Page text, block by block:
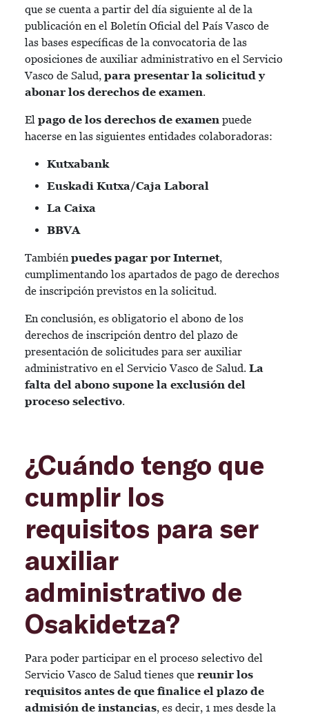
que se cuenta a partir del día siguiente al de la
publicación en el Boletín Oficial del País Vasco de
las bases específicas de la convocatoria de las
oposiciones de auxiliar administrativo en el Servicio
Vasco de Salud, para presentar la solicitud y
abonar los derechos de examen.
El pago de los derechos de examen puede
hacerse en las siguientes entidades colaboradoras:
Kutxabank
Euskadi Kutxa/Caja Laboral
La Caixa
BBVA
También puedes pagar por Internet,
cumplimentando los apartados de pago de derechos
de inscripción previstos en la solicitud.
En conclusión, es obligatorio el abono de los
derechos de inscripción dentro del plazo de
presentación de solicitudes para ser auxiliar
administrativo en el Servicio Vasco de Salud. La
falta del abono supone la exclusión del
proceso selectivo.
¿Cuándo tengo que
cumplir los
requisitos para ser
auxiliar
administrativo de
Osakidetza?
Para poder participar en el proceso selectivo del
Servicio Vasco de Salud tienes que reunir los
requisitos antes de que finalice el plazo de
admisión de instancias, es decir, 1 mes desde la